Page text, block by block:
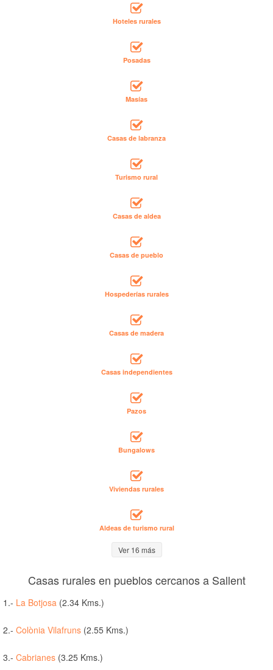
Hoteles rurales
Posadas
Masías
Casas de labranza
Turismo rural
Casas de aldea
Casas de pueblo
Hospederías rurales
Casas de madera
Casas independientes
Pazos
Bungalows
Viviendas rurales
Aldeas de turismo rural
Ver 16 más
Casas rurales en pueblos cercanos a Sallent
1.- La Botjosa (2.34 Kms.)
2.- Colònia Vilafruns (2.55 Kms.)
3.- Cabrianes (3.25 Kms.)